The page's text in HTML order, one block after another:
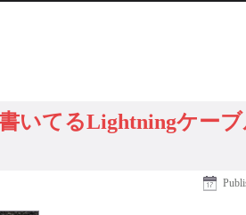
いてるLightningケー